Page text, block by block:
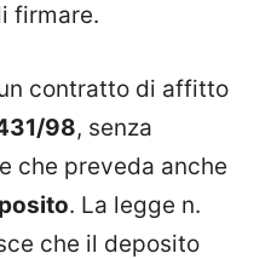
firmare.
contratto di affitto
98, senza
che preveda anche
. La legge n.
che il deposito